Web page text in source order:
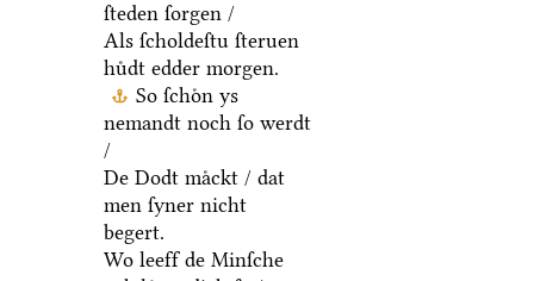
ſteden ſorgen /
Als ſcholdeſtu ſteruen
huͤdt edder morgen.
So ſchoͤn ys
nemandt noch ſo werdt
/
De Dodt maͤckt / dat
men ſyner nicht
begert.
Wo leeff de Minſche